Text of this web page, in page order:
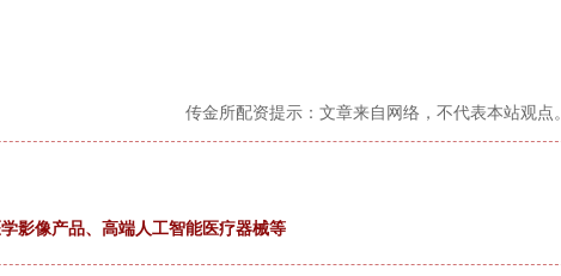
传金所配资提示：文章来自网络，不代表本站观点。
影像产品、高端人工智能医疗器械等